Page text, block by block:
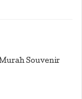
Souvenir